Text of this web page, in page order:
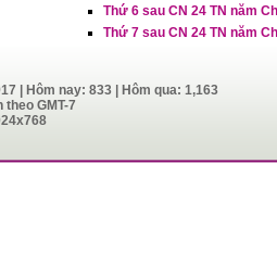
Thứ 6 sau CN 24 TN năm
Thứ 7 sau CN 24 TN năm
| Hôm nay: 833 | Hôm qua: 1,163
GMT-7